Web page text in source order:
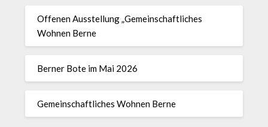
Offenen Ausstellung „Gemeinschaftliches
Wohnen Berne
Berner Bote im Mai 2026
Gemeinschaftliches Wohnen Berne